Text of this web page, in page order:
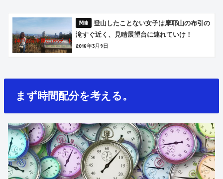
登山したことない女子は摩耶山の布引の
滝すぐ近く、見晴展望台に連れていけ！
2018年3月9日
まず時間配分を考える。